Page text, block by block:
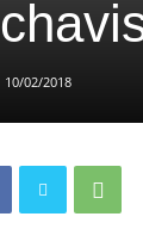
10/02/2018